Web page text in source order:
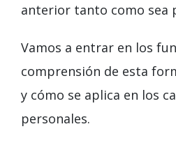
anterior tanto como sea
Vamos a entrar en los
comprensión de esta
y cómo se aplica en los
personales.